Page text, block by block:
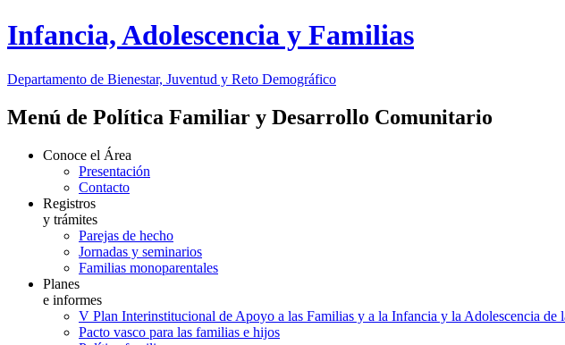
Infancia, Adolescencia y Familias
Departamento de Bienestar, Juventud y Reto Demográfico
Menú de Política Familiar y Desarrollo Comunitario
Conoce el Área
Presentación
Contacto
Registros
y trámites
Parejas de hecho
Jornadas y seminarios
Familias monoparentales
Planes
e informes
V Plan Interinstitucional de Apoyo a las Familias y a la Infancia y la Adolescencia de
Pacto vasco para las familias e hijos